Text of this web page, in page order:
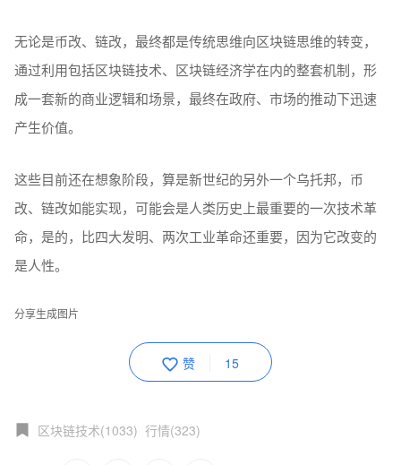
无论是币改、链改，最终都是传统思维向区块链思维的转变，
通过利用包括区块链技术、区块链经济学在内的整套机制，形
成一套新的商业逻辑和场景，最终在政府、市场的推动下迅速
产生价值。
这些目前还在想象阶段，算是新世纪的另外一个乌托邦，币
改、链改如能实现，可能会是人类历史上最重要的一次技术革
命，是的，比四大发明、两次工业革命还重要，因为它改变的
是人性。
分享生成图片
赞 15
区块链技术(1033) 行情(323)